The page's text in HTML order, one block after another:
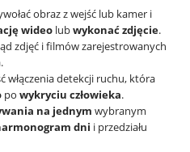
obraz z wejść lub kamer i
wideo lubwykonać zdjęcie.
zdjęć i filmów zarejestrowanych
włączenia detekcji ruchu, która
po wykryciu człowieka.
na jednym wybranym
dni i przedziału